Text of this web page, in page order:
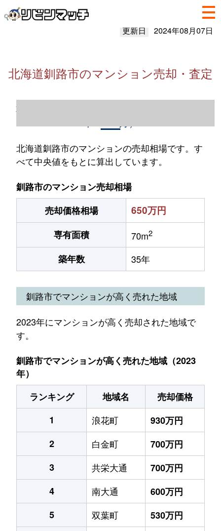
更新日 2024年08月07日
北海道釧路市のマンション売却・査定
北海道釧路市のマンション売却情報（2023
北海道釧路市のマンションの売却相場です。す
べて中央値をもとに算出しています。
釧路市のマンション売却相場
売却価格相場
650万円
専有面積 70m2
築年数 35年
釧路市でマンションが高く売れた地域
2023年にマンションが高く売却された地域で
す。
釧路市でマンションが高く売れた地域（2023
年）
ランキング
地域名
売却価格
1
浪花町
930万円
2
白金町
700万円
3
共栄大通
700万円
4
南大通
600万円
5
双葉町
530万円